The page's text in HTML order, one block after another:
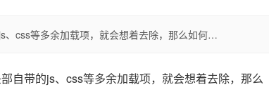
、css等多余加载项，就会想着去除，那么如何…
自带的js、css等多余加载项，就会想着去除，那么